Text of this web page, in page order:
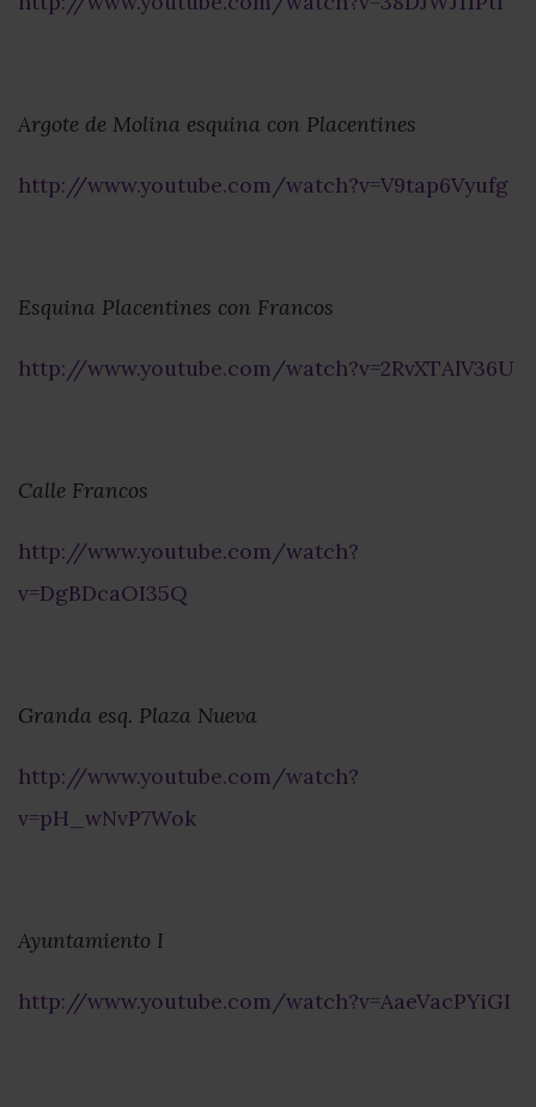
Argote de Molina esquina con Placentines
http://www.youtube.com/watch?v=V9tap6Vyufg
Esquina Placentines con Francos
http://www.youtube.com/watch?v=2RvXTAlV36U
Calle Francos
http://www.youtube.com/watch?
v=DgBDcaOI35Q
Granda esq. Plaza Nueva
http://www.youtube.com/watch?
v=pH_wNvP7Wok
Ayuntamiento I
http://www.youtube.com/watch?v=AaeVacPYiGI